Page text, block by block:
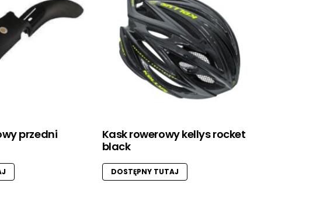
przedni
Kask rowerowy kellys rocket
black
DOSTĘPNY TUTAJ